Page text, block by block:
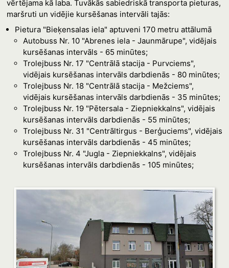
vērtējama kā laba. Tuvākās sabiedriskā transporta pieturas,
maršruti un vidējie kursēšanas intervāli tajās:
Pietura "Bieķensalas iela" aptuveni 170 metru attālumā
Autobuss Nr. 10 "Abrenes iela - Jaunmārupe", vidējais
kursēšanas intervāls - 65 minūtes;
Trolejbuss Nr. 17 "Centrālā stacija - Purvciems",
vidējais kursēšanas intervāls darbdienās - 80 minūtes;
Trolejbuss Nr. 18 "Centrālā stacija - Mežciems",
vidējais kursēšanas intervāls darbdienās - 35 minūtes;
Trolejbuss Nr. 19 "Pētersala - Ziepniekkalns", vidējais
kursēšanas intervāls darbdienās - 55 minūtes;
Trolejbuss Nr. 31 "Centrāltirgus - Berģuciems", vidējais
kursēšanas intervāls darbdienās - 45 minūtes;
Trolejbuss Nr. 4 "Jugla - Ziepniekkalns", vidējais
kursēšanas intervāls darbdienās - 105 minūtes;